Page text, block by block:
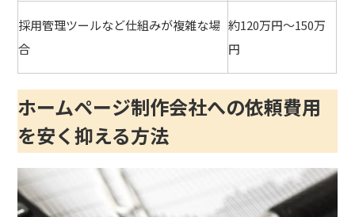
採用管理ツールなど仕組みが複雑な場
合
約120万円～150万
円
ホームページ制作会社への依頼費用
を安く抑える方法